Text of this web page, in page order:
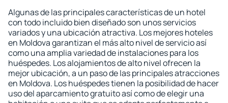
Algunas de las principales características de un hotel
con todo incluido bien diseñado son unos servicios
variados y una ubicación atractiva. Los mejores hoteles
en Moldova garantizan el más alto nivel de servicio así
como una amplia variedad de instalaciones para los
huéspedes. Los alojamientos de alto nivel ofrecen la
mejor ubicación, a un paso de las principales atracciones
en Moldova. Los huéspedes tienen la posibilidad de hacer
uso del aparcamiento gratuito así como de elegir una